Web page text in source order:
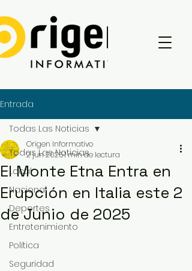
Entrada
Todas Las Noticias
Local
Nacional
Deportes
Entretenimiento
Política
Seguridad
Todas Las Noticias
El Monte Etna Entra en
Erupción en Italia este 2
de Junio de 2025
Origen Informativo
2 jun 20251 min de lectura